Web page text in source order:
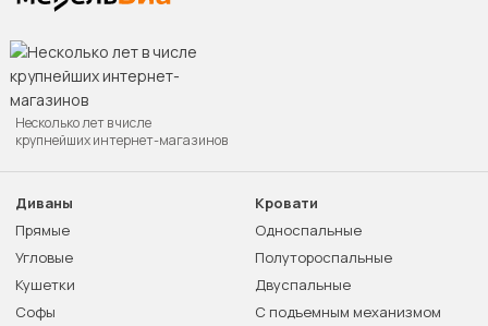
Несколько лет в числе
крупнейших интернет-магазинов
Диваны
Прямые
Угловые
Кушетки
Софы
Кровати
Односпальные
Полутороспальные
Двуспальные
С подъемным механизмом